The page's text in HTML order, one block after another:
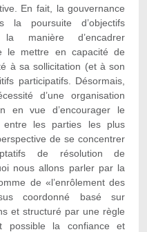
En fait, la gouvernance
poursuite d’objectifs
manière d’encadrer
le mettre en capacité de
à sa sollicitation (et à son
participatifs. Désormais,
d’une organisation
en vue d’encourager le
les parties les plus
de se concentrer
de résolution de
nous allons parler par la
de «l’enrôlement des
coordonné basé sur
et structuré par une règle
possible la confiance et